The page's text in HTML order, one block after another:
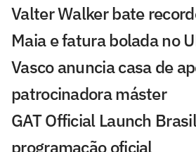
Valter Walker bate
Maia e fatura bolada no
Vasco anuncia casa de
patrocinadora máster
GAT Official Launch
programação oficial